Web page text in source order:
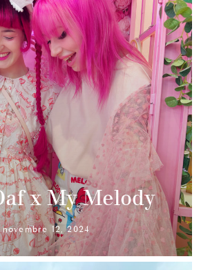
x My Melody
novembre 12, 2024